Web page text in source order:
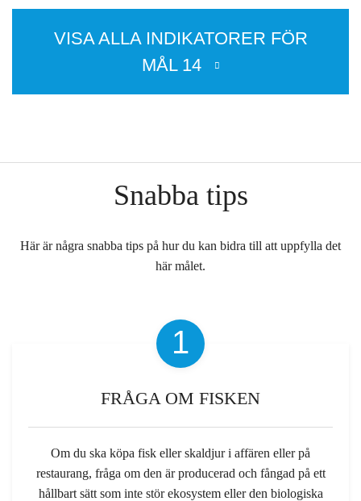
havsresurser, vilket erinras om i punkt 158
i slutdokumentet The Future We Want
VISA ALLA INDIKATORER FÖR
MÅL14
Snabba tips
Här är några snabba tips på hur du kan bidra till att uppfylla det
här målet.
1
FRÅGA OM FISKEN
Om du ska köpa fisk eller skaldjur i affären eller på
restaurang, fråga om den är producerad och fångad på ett
hållbart sätt som inte stör ekosystem eller den biologiska